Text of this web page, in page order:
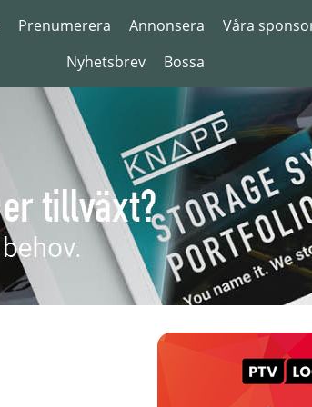
Prenumerera Annonsera Våra
Nyhetsbrev
Bossa